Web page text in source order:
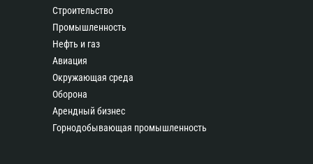
Строительство
Промышленность
Нефть и газ
Авиация
Окружающая среда
Оборона
Арендный бизнес
Горнодобывающая промышленность